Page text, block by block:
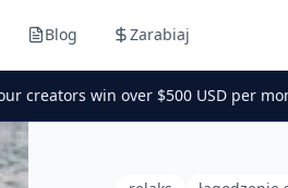
Blog Zarabiaj
creators win over $500 USD per